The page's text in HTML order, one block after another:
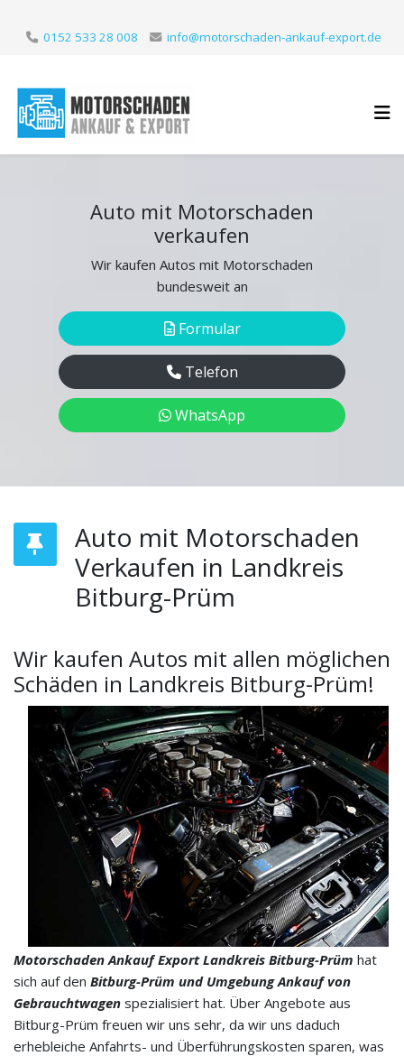
0152 533 28 008 info@motorschaden-ankauf-export.de
Auto mit Motorschaden
verkaufen
Wir kaufen Autos mit Motorschaden
bundesweit an
Formular
Telefon
WhatsApp
Auto mit Motorschaden
Verkaufen in Landkreis
Bitburg-Prüm
Wir kaufen Autos mit allen möglichen
Schäden in Landkreis Bitburg-Prüm!
Motorschaden Ankauf Export Landkreis Bitburg-Prüm hat
sich auf den Bitburg-Prüm und Umgebung Ankauf von
Gebrauchtwagen spezialisiert hat. Über Angebote aus
Bitburg-Prüm freuen wir uns sehr, da wir uns daduch
erhebleiche Anfahrts- und Überführungskosten sparen, was